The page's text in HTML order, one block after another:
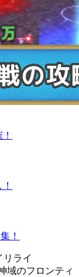
！
リライ
域のフロンティ